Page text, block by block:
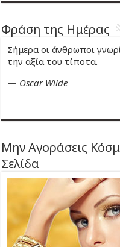
Φράση της Ημέρας
Σήμερα οι άνθρωποι
την αξία του τίποτα.
— Oscar Wilde
Μην Αγοράσεις
Σελίδα